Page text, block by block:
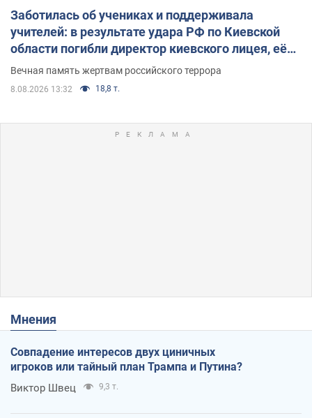
Заботилась об учениках и поддерживала
учителей: в результате удара РФ по Киевской
области погибли директор киевского лицея, её
муж и внук
Вечная память жертвам российского террора
8.08.2026 13:32 18,8 т.
Мнения
Совпадение интересов двух циничных
игроков или тайный план Трампа и Путина?
Виктор Швец 9,3 т.